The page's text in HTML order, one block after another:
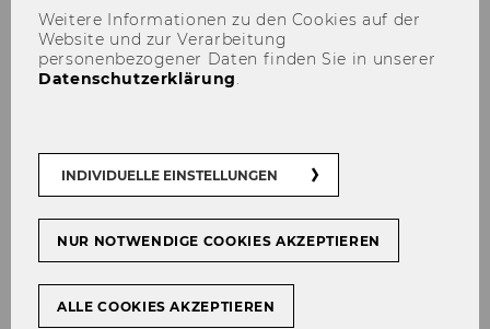
Dagmar und Georg Kotzmuth
Weitere Informationen zu den Cookies auf der
Website und zur Verarbeitung
personenbezogener Daten finden Sie in unserer
Datenschutzerklärung.
INDIVIDUELLE EINSTELLUNGEN
NUR NOTWENDIGE COOKIES AKZEPTIEREN
ALLE COOKIES AKZEPTIEREN